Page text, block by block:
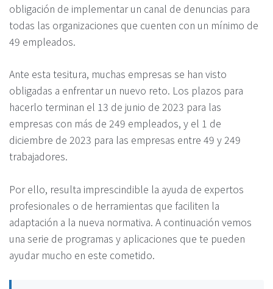
obligación de implementar un canal de denuncias para
todas las organizaciones que cuenten con un mínimo de
49 empleados.
Ante esta tesitura, muchas empresas se han visto
obligadas a enfrentar un nuevo reto. Los plazos para
hacerlo terminan el 13 de junio de 2023 para las
empresas con más de 249 empleados, y el 1 de
diciembre de 2023 para las empresas entre 49 y 249
trabajadores.
Por ello, resulta imprescindible la ayuda de expertos
profesionales o de herramientas que faciliten la
adaptación a la nueva normativa. A continuación vemos
una serie de programas y aplicaciones que te pueden
ayudar mucho en este cometido.